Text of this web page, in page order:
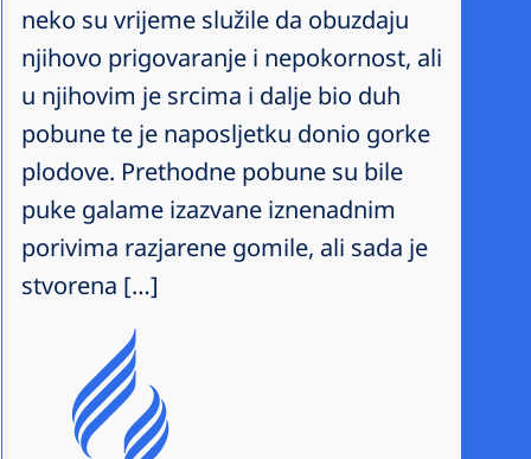
neko su vrijeme služile da obuzdaju
njihovo prigovaranje i nepokornost, ali
u njihovim je srcima i dalje bio duh
pobune te je naposljetku donio gorke
plodove. Prethodne pobune su bile
puke galame izazvane iznenadnim
porivima razjarene gomile, ali sada je
stvorena […]